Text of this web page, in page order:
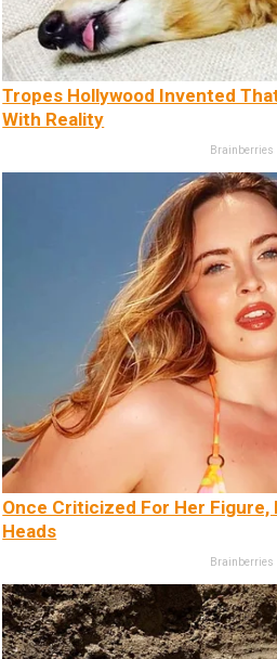
Tropes Hollywood Invented
With Reality
Brainberries
Once Criticized For Her Figure,
Heads
Brainberries